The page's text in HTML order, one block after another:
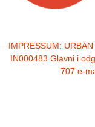
IMPRESSUM:
IN000483 Glavni i
707 e-